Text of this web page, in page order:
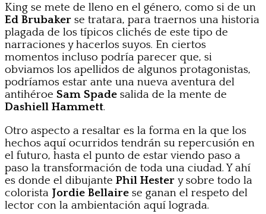
King se mete de lleno en el género, como si de un
Ed Brubaker se tratara, para traernos una historia
plagada de los típicos clichés de este tipo de
narraciones y hacerlos suyos. En ciertos
momentos incluso podría parecer que, si
obviamos los apellidos de algunos protagonistas,
podríamos estar ante una nueva aventura del
antihéroe Sam Spade salida de la mente de
Dashiell Hammett.
Otro aspecto a resaltar es la forma en la que los
hechos aquí ocurridos tendrán su repercusión en
el futuro, hasta el punto de estar viendo paso a
paso la transformación de toda una ciudad. Y ahí
es donde el dibujante Phil Hester y sobre todo la
colorista Jordie Bellaire se ganan el respeto del
lector con la ambientación aquí lograda.